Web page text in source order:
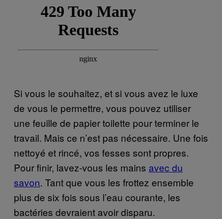
Si vous le souhaitez, et si vous avez le luxe
de vous le permettre, vous pouvez utiliser
une feuille de papier toilette pour terminer le
travail. Mais ce n’est pas nécessaire. Une fois
nettoyé et rincé, vos fesses sont propres.
Pour finir, lavez-vous les mains avec du
savon. Tant que vous les frottez ensemble
plus de six fois sous l’eau courante, les
bactéries devraient avoir disparu.